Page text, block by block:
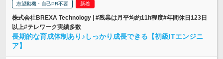
志望動機・自己PR不要
株式会社BREXA Technology | #残業は月平均約11h程度#年間休日123日
以上#テレワーク実績多数
長期的な育成体制あり♪しっかり成長できる【初級ITエンジニ
ア】